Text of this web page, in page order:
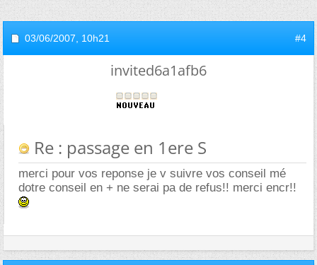
03/06/2007, 10h21 #4
invited6a1afb6
Re : passage en 1ere S
merci pour vos reponse je v suivre vos conseil mé
dotre conseil en + ne serai pa de refus!! merci encr!!